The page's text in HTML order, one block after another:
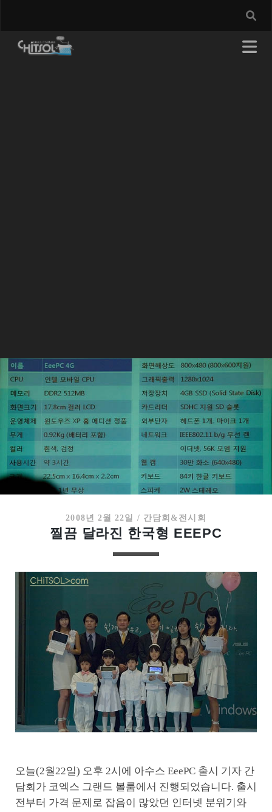
2008년 2월 22일 / 간담회&전시회
찔끔 달라진 한국형 EEEPC
오늘(2월22일) 오후 2시에 아수스 EeePC 출시 기자 간
담회가 코엑스 그랜드 볼룸에서 진행되었습니다. 출시
전부터 가격 문제로 잡음이 많았던 인터넷 분위기와